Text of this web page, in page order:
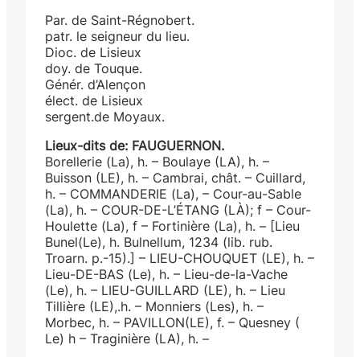
Par. de Saint-Régnobert.
patr. le seigneur du lieu.
Dioc. de Lisieux
doy. de Touque.
Génér. d’Alençon
élect. de Lisieux
sergent.de Moyaux.
Lieux-dits de: FAUGUERNON.
Borellerie (La), h. – Boulaye (LA), h. –
Buisson (LE), h. – Cambrai, chât. – Cuillard,
h. – COMMANDERIE (La), – Cour-au-Sable
(La), h. – COUR-DE-L’ÉTANG (LÀ); f – Cour-
Houlette (La), f – Fortinière (La), h. – [Lieu
Bunel(Le), h. Bulnellum, 1234 (lib. rub.
Troarn. p.-15).] – LIEU-CHOUQUET (LE), h. –
Lieu-DE-BAS (Le), h. – Lieu-de-la-Vache
(Le), h. – LIEU-GUILLARD (LE), h. – Lieu
Tillière (LE),.h. – Monniers (Les), h. –
Morbec, h. – PAVILLON(LE), f. – Quesney (
Le) h – Traginière (LA), h. –